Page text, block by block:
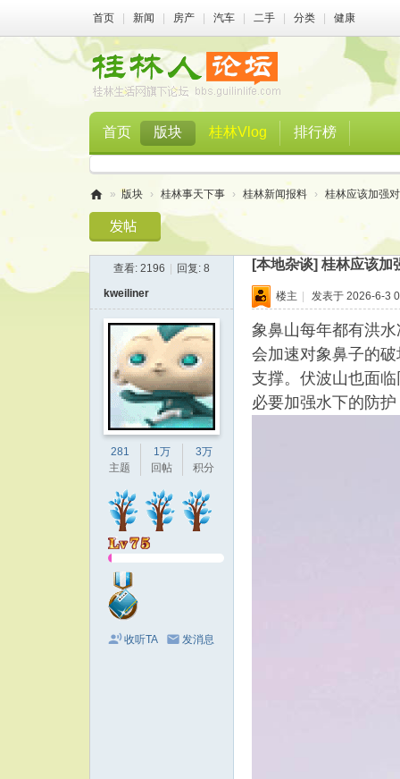
首页 新闻 房产 汽车 二手 分类 健康
首页 版块 桂林Vlog 排行榜
林
» 版块 › 桂林事天下事 › 桂林新闻报料 › 桂林应该加强
查看: 2196 回复: 8 [本地杂谈] 桂林应该加
kweiliner
281
主题
1万
回帖
3万
积分
收听TA 发消息
楼主 | 发表于 2026-6-3
象鼻山每年都有洪
会加速对象鼻子的
支撑。伏波山也面
必要加强水下的防